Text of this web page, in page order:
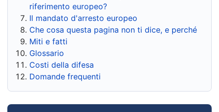
riferimento europeo?
Il mandato d'arresto europeo
Che cosa questa pagina non ti dice, e perché
Miti e fatti
Glossario
Costi della difesa
Domande frequenti